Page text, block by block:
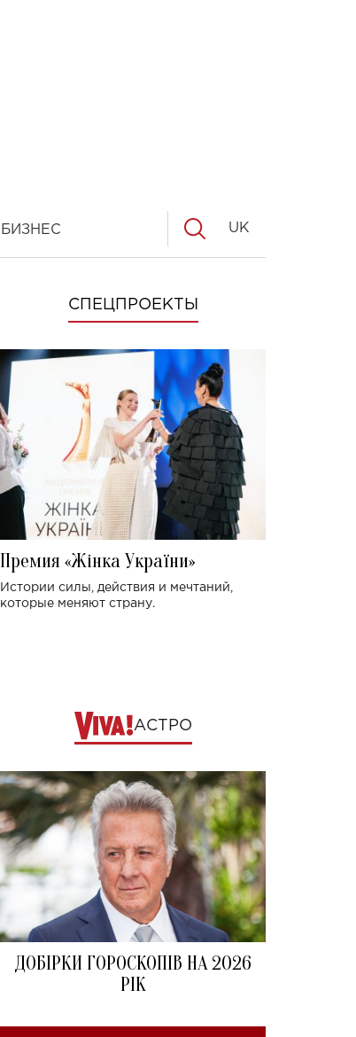
БИЗНЕС UK
СПЕЦПРОЕКТЫ
Премия «Жінка України»
Истории силы, действия и мечтаний,
которые меняют страну.
АСТРО
ДОБІРКИ ГОРОСКОПІВ НА 2026
РІК